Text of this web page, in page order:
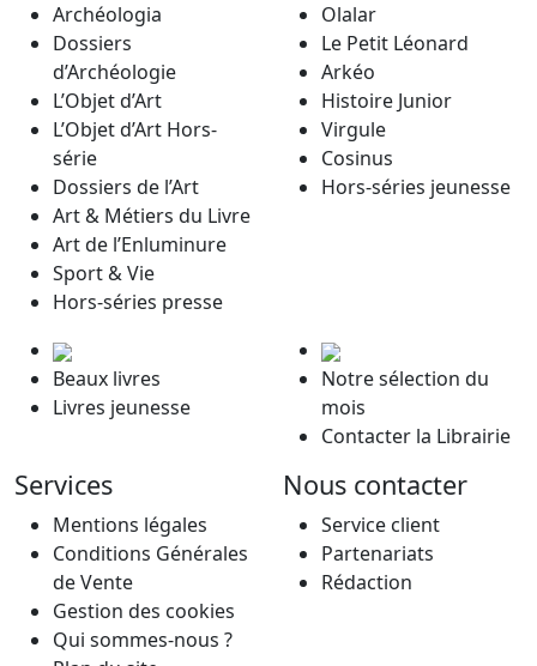
Archéologia
Dossiers
d’Archéologie
L’Objet d’Art
L’Objet d’Art Hors-
série
Dossiers de l’Art
Art & Métiers du Livre
Art de l’Enluminure
Sport & Vie
Hors-séries presse
Olalar
Le Petit Léonard
Arkéo
Histoire Junior
Virgule
Cosinus
Hors-séries jeunesse
Beaux livres
Livres jeunesse
Notre sélection du
mois
Contacter la Librairie
Services
Mentions légales
Conditions Générales
de Vente
Gestion des cookies
Qui sommes-nous ?
Nous contacter
Service client
Partenariats
Rédaction